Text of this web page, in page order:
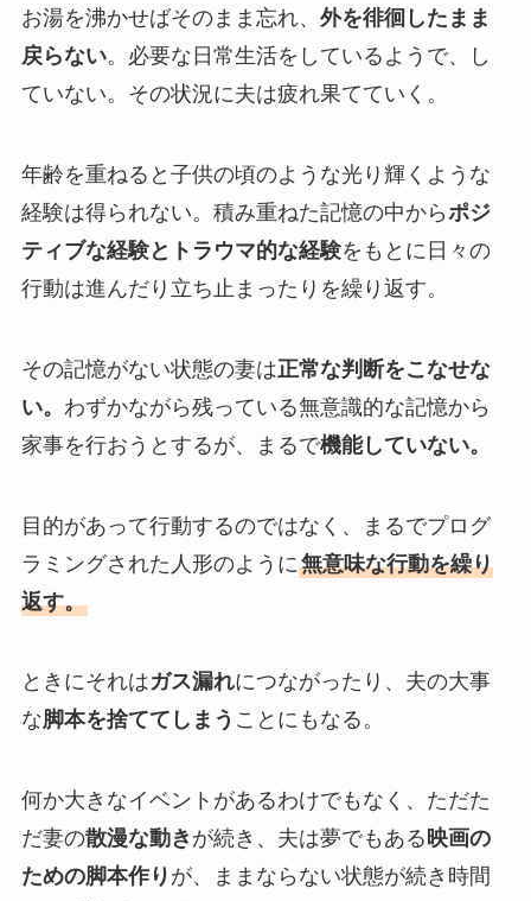
お湯を沸かせばそのまま忘れ、 外を徘徊したまま
戻らない。必要な日常生活をしているようで、し
ていない。その状況に夫は疲れ果てていく。
年齢を重ねると子供の頃のような光り輝くような
経験は得られない。積み重ねた記憶の中からポジ
ティブな経験とトラウマ的な経験をもとに日々の
行動は進んだり立ち止まったりを繰り返す。
その記憶がない状態の妻は正常な判断をこなせな
い。 わずかながら残っている無意識的な記憶から
家事を行おうとするが、まるで機能していない。
目的があって行動するのではなく、まるでプログ
ラミングされた人形のように無意味な行動を繰り
返す。
ときにそれはガス漏れにつながったり、夫の大事
な脚本を捨ててしまう ことにもなる。
何か大きなイベントがあるわけでもなく、ただた
だ妻の散漫な動き が続き、夫は夢でもある映画の
ための脚本作り が、ままならない状態が続き時間